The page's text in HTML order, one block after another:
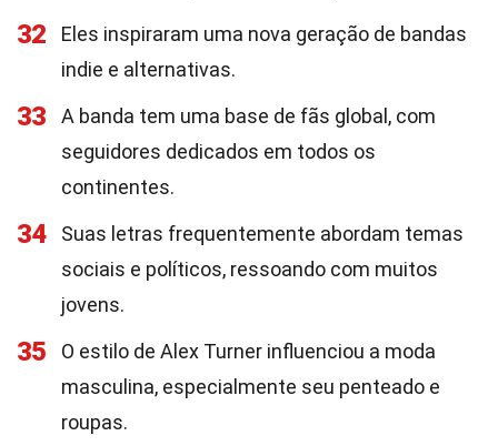
32
Eles inspiraram uma nova geração de bandas
indie e alternativas.
33
A banda tem uma base de fãs global, com
seguidores dedicados em todos os
continentes.
34
Suas letras frequentemente abordam temas
sociais e políticos, ressoando com muitos
jovens.
35
O estilo de Alex Turner influenciou a moda
masculina, especialmente seu penteado e
roupas.